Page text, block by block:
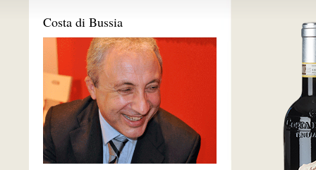
Costa di Bussia